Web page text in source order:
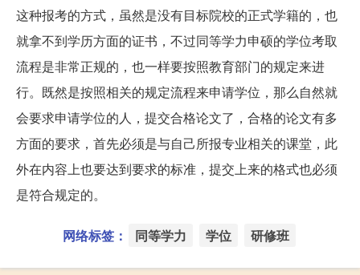
这种报考的方式，虽然是没有目标院校的正式学籍的，也
就拿不到学历方面的证书，不过同等学力申硕的学位考取
流程是非常正规的，也一样要按照教育部门的规定来进
行。既然是按照相关的规定流程来申请学位，那么自然就
会要求申请学位的人，提交合格论文了，合格的论文有多
方面的要求，首先必须是与自己所报专业相关的课堂，此
外在内容上也要达到要求的标准，提交上来的格式也必须
是符合规定的。
网络标签： 同等学力 学位 研修班